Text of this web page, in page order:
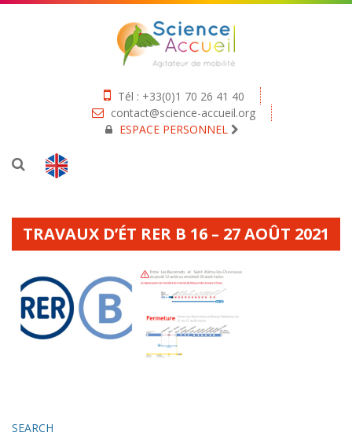
Tél : +33(0)1 70 26 41 40
contact@science-accueil.org
ESPACE PERSONNEL
TRAVAUX D’ÉT RER B 16 – 27 AOÛT 2021
SEARCH